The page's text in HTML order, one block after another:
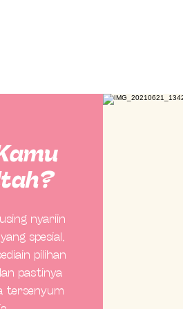
nyariin
spesial,
pilihan
pastinya
tersenyum